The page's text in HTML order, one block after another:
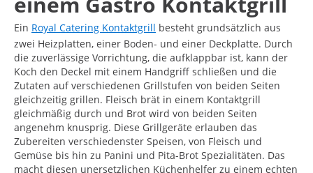
Ein Royal Catering Kontaktgrill besteht grundsätzlich aus
zwei Heizplatten, einer Boden- und einer Deckplatte. Durch
die zuverlässige Vorrichtung, die aufklappbar ist, kann der
Koch den Deckel mit einem Handgriff schließen und die
Zutaten auf verschiedenen Grillstufen von beiden Seiten
gleichzeitig grillen. Fleisch brät in einem Kontaktgrill
gleichmäßig durch und Brot wird von beiden Seiten
angenehm knusprig. Diese Grillgeräte erlauben das
Zubereiten verschiedenster Speisen, von Fleisch und
Gemüse bis hin zu Panini und Pita-Brot Spezialitäten. Das
macht diesen unersetzlichen Küchenhelfer zu einem echten